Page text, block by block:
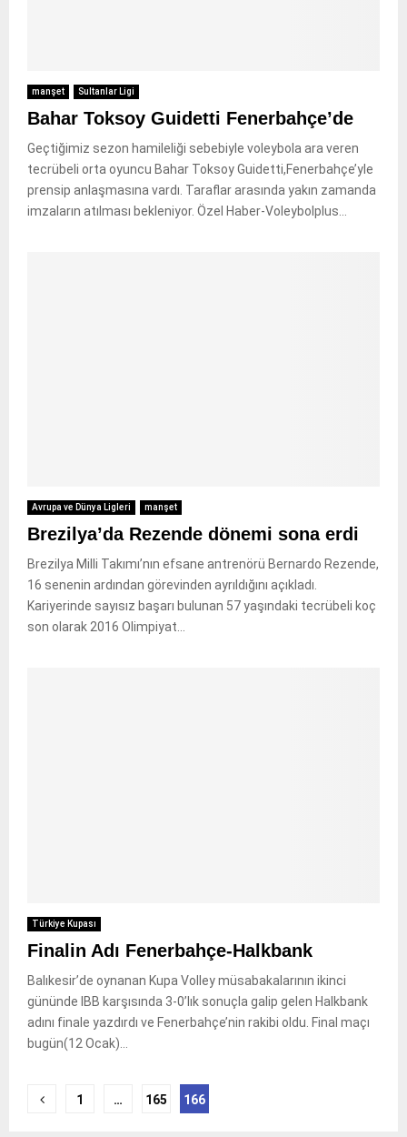
manşet Sultanlar Ligi
Bahar Toksoy Guidetti Fenerbahçe’de
Geçtiğimiz sezon hamileliği sebebiyle voleybola ara veren
tecrübeli orta oyuncu Bahar Toksoy Guidetti,Fenerbahçe’yle
prensip anlaşmasına vardı. Taraflar arasında yakın zamanda
imzaların atılması bekleniyor. Özel Haber-Voleybolplus...
Avrupa ve Dünya Ligleri manşet
Brezilya’da Rezende dönemi sona erdi
Brezilya Milli Takımı’nın efsane antrenörü Bernardo Rezende,
16 senenin ardından görevinden ayrıldığını açıkladı.
Kariyerinde sayısız başarı bulunan 57 yaşındaki tecrübeli koç
son olarak 2016 Olimpiyat...
Türkiye Kupası
Finalin Adı Fenerbahçe-Halkbank
Balıkesir’de oynanan Kupa Volley müsabakalarının ikinci
gününde IBB karşısında 3-0’lık sonuçla galip gelen Halkbank
adını finale yazdırdı ve Fenerbahçe’nin rakibi oldu. Final maçı
bugün(12 Ocak)...
Yazı
1 … 165 166